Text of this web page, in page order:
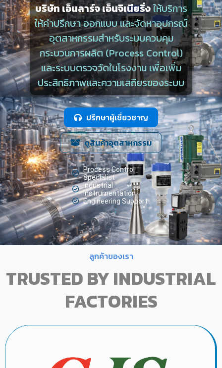
บริษัท เอ็นลาร์จ เอ็นจิเนียริ่งให้บริการ
ให้คำปรึกษา ออกแบบ และจัดหาอุปกรณ์
อุตสาหกรรมสำหรับระบบควบคุม
กระบวนการผลิต (Process Control)
และระบบตรวจวัดในโรงงาน เพื่อเพิ่ม
ประสิทธิภาพและความเสถียรของระบบ
ปรึกษาผู้เชี่ยวชาญ
ดูสินค้าอุตสาหกรรม
Process Control
Specialist
Industrial
Instrumentation
Engineering Support
ลูกค้าของเรา
TRUSTED BY INDUSTRIAL
FACTORIES